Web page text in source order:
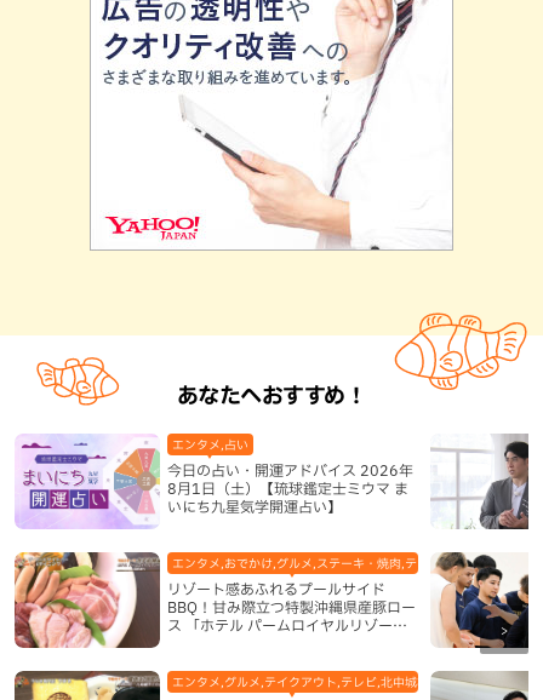
あなたへおすすめ！
今日の占い・開運アドバイス 2026年
8月1日（土）【琉球鑑定士ミウマ ま
いにち九星気学開運占い】
エンタメ,占い
リゾート感あふれるプールサイド
BBQ！甘み際立つ特製沖縄県産豚ロー
ス 「ホテル パームロイヤルリゾート
エンタメ,おでかけ,グルメ,ステーキ・焼肉,テレビ,ホテル,地域,本島
エンタメ,グルメ,テイクアウト,テレビ,北中城村,和食・日本料理,地